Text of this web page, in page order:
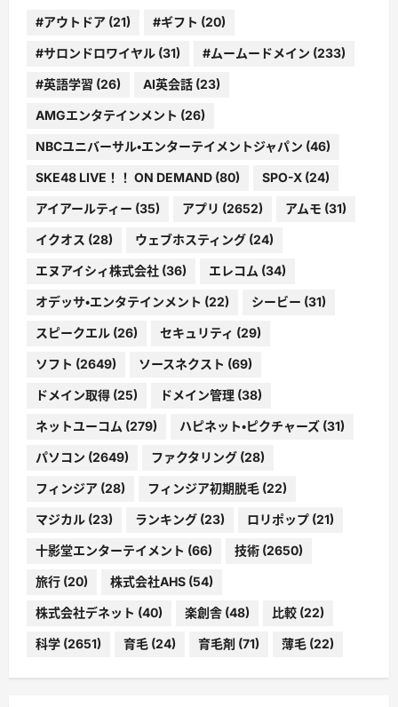
#アウトドア (21) #ギフト (20)
#サロンドロワイヤル (31) #ムームードメイン (233)
#英語学習 (26) AI英会話 (23)
AMGエンタテインメント (26)
NBCユニバーサル・エンターテイメントジャパン (46)
SKE48 LIVE！！ ON DEMAND (80) SPO-X (24)
アイアールティー (35) アプリ (2652) アムモ (31)
イクオス (28) ウェブホスティング (24)
エヌアイシィ株式会社 (36) エレコム (34)
オデッサ・エンタテインメント (22) シービー (31)
スピークエル (26) セキュリティ (29)
ソフト (2649) ソースネクスト (69)
ドメイン取得 (25) ドメイン管理 (38)
ネットユーコム (279) ハピネット・ピクチャーズ (31)
パソコン (2649) ファクタリング (28)
フィンジア (28) フィンジア初期脱毛 (22)
マジカル (23) ランキング (23) ロリポップ (21)
十影堂エンターテイメント (66) 技術 (2650)
旅行 (20) 株式会社AHS (54)
株式会社デネット (40) 楽創舎 (48) 比較 (22)
科学 (2651) 育毛 (24) 育毛剤 (71) 薄毛 (22)